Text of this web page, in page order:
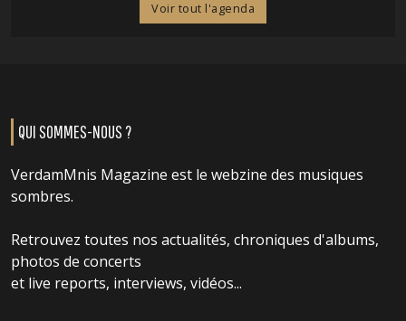
Voir tout l'agenda
QUI SOMMES-NOUS ?
VerdamMnis Magazine est le webzine des musiques
sombres.
Retrouvez toutes nos actualités, chroniques d'albums,
photos de concerts
et live reports, interviews, vidéos...